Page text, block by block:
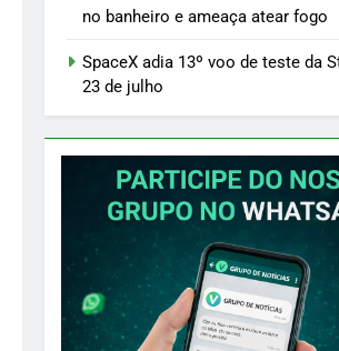
no banheiro e ameaça atear fogo
SpaceX adia 13º voo de teste da
23 de julho